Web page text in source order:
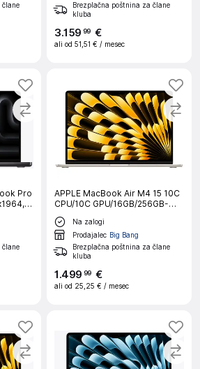
člane
Brezplačna poštnina za člane
kluba
3.159 99 €
ali od 51,51 € / mesec
Pro
1 TB
CRO
člane
APPLE MacBook Air M4 15 10C
CPU/10C GPU/16GB/256GB-
CRO STARLIGHT prenosni
računalnik
Na zalogi
Prodajalec Big Bang
Brezplačna poštnina za člane
kluba
1 .499 99 €
ali od 25,25 € / mesec